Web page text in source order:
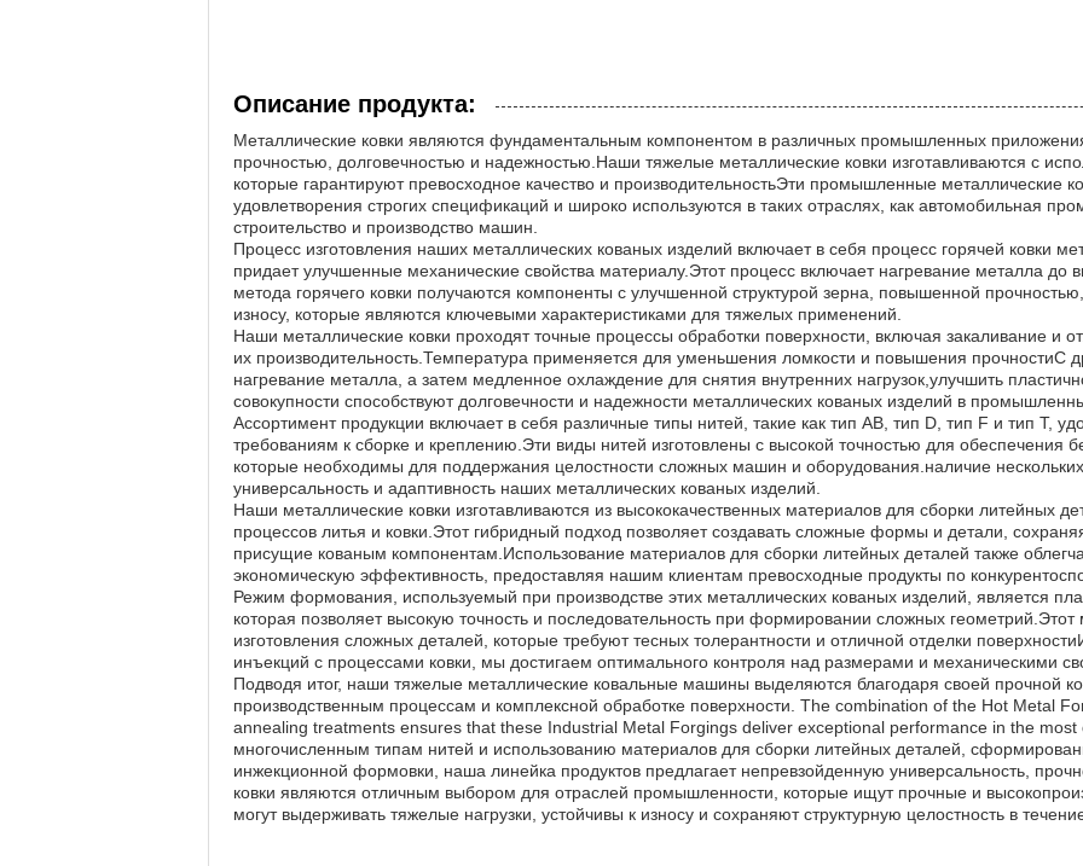
Описание продукта:
Металлические ковки являются фундаментальным компонентом в различных промышленных
прочностью, долговечностью и надежностью.Наши тяжелые металлические ковки изготавливаются с
которые гарантируют превосходное качество и производительностьЭти промышленные металлические
удовлетворения строгих спецификаций и широко используются в таких отраслях, как автомобильная
строительство и производство машин.
Процесс изготовления наших металлических кованых изделий включает в себя процесс горячей ковки
придает улучшенные механические свойства материалу.Этот процесс включает нагревание металла до
метода горячего ковки получаются компоненты с улучшенной структурой зерна, повышенной
износу, которые являются ключевыми характеристиками для тяжелых применений.
Наши металлические ковки проходят точные процессы обработки поверхности, включая закаливание и
их производительность.Температура применяется для уменьшения ломкости и повышения прочностиС
нагревание металла, а затем медленное охлаждение для снятия внутренних нагрузок,улучшить
совокупности способствуют долговечности и надежности металлических кованых изделий в
Ассортимент продукции включает в себя различные типы нитей, такие как тип AB, тип D, тип F и тип T,
требованиям к сборке и креплению.Эти виды нитей изготовлены с высокой точностью для обеспечения
которые необходимы для поддержания целостности сложных машин и оборудования.наличие
универсальность и адаптивность наших металлических кованых изделий.
Наши металлические ковки изготавливаются из высококачественных материалов для сборки литейных
процессов литья и ковки.Этот гибридный подход позволяет создавать сложные формы и детали,
присущие кованым компонентам.Использование материалов для сборки литейных деталей также
экономическую эффективность, предоставляя нашим клиентам превосходные продукты по
Режим формования, используемый при производстве этих металлических кованых изделий, является
которая позволяет высокую точность и последовательность при формировании сложных
изготовления сложных деталей, которые требуют тесных толерантности и отличной отделки
инъекций с процессами ковки, мы достигаем оптимального контроля над размерами и механическими
Подводя итог, наши тяжелые металлические ковальные машины выделяются благодаря своей прочной
производственным процессам и комплексной обработке поверхности. The combination of the Hot Metal
annealing treatments ensures that these Industrial Metal Forgings deliver exceptional performance in the
многочисленным типам нитей и использованию материалов для сборки литейных деталей,
инжекционной формовки, наша линейка продуктов предлагает непревзойденную универсальность,
ковки являются отличным выбором для отраслей промышленности, которые ищут прочные и
могут выдерживать тяжелые нагрузки, устойчивы к износу и сохраняют структурную целостность в